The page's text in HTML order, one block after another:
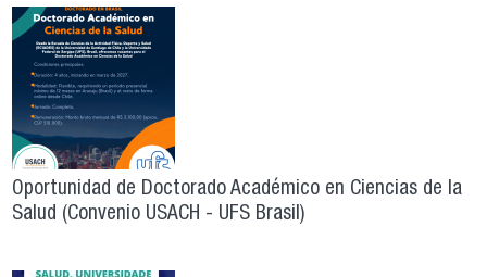
Oportunidad de Doctorado Académico en Ciencias de la
Salud (Convenio USACH - UFS Brasil)